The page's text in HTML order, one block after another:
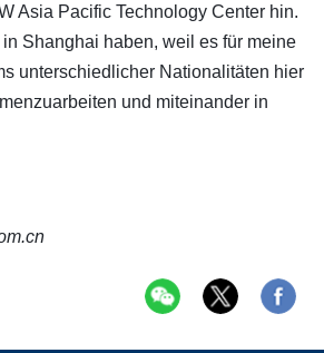
Asia Pacific Technology Center hin.
Shanghai haben, weil es für meine
unterschiedlicher Nationalitäten hier
und miteinander in